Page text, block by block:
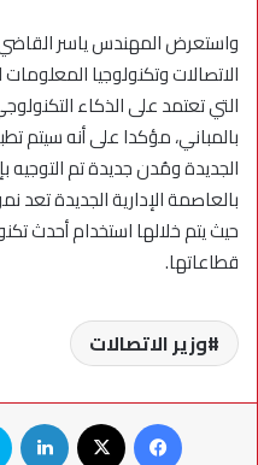
واستعرض المهندس ياسر
الاتصالات وتكنولوجيا
التي تعتمد على الذكاء
بالمباني، مؤكدا على أنه سيتم
الجديدة ومُدن جديدة تم
بالعاصمة الإدارية الجديدة تعد
حيث يتم خلالها استخدام أحدث
قطاعاتها.
وزير الاتصالات
فيسبوك